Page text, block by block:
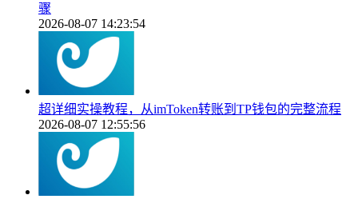
骤
2026-08-07 14:23:54
超详细实操教程，从imToken转账到TP钱包的完整流程
2026-08-07 12:55:56